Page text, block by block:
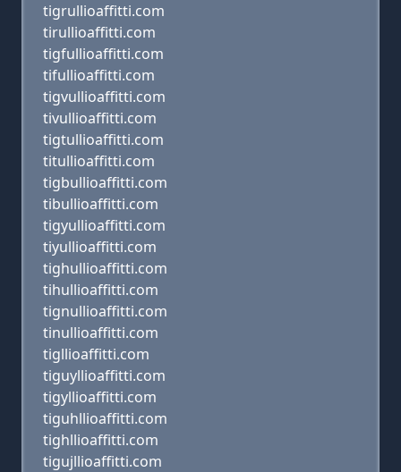
tigrullioaffitti.com
tirullioaffitti.com
tigfullioaffitti.com
tifullioaffitti.com
tigvullioaffitti.com
tivullioaffitti.com
tigtullioaffitti.com
titullioaffitti.com
tigbullioaffitti.com
tibullioaffitti.com
tigyullioaffitti.com
tiyullioaffitti.com
tighullioaffitti.com
tihullioaffitti.com
tignullioaffitti.com
tinullioaffitti.com
tigllioaffitti.com
tiguyllioaffitti.com
tigyllioaffitti.com
tiguhllioaffitti.com
tighllioaffitti.com
tigujllioaffitti.com